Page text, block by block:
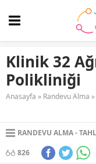
Klinik 32
Polikliniği
Anasayfa » Randevu Alma »
RANDEVU ALMA
826